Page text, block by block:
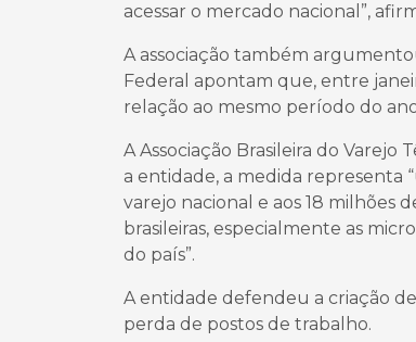
acessar o mercado nacional”,
A associação também
Federal apontam que, entre
relação ao mesmo período do
A Associação Brasileira do
a entidade, a medida representa
varejo nacional e aos 18 milhões
brasileiras, especialmente as
do país”.
A entidade defendeu a criação
perda de postos de trabalho.